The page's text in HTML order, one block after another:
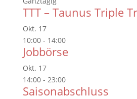
TTT – Taunus Triple
Okt. 17
10:00- 14:00
Jobbörse
Okt. 17
14:00- 23:00
Saisonabschluss